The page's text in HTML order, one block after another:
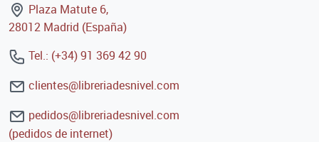
Plaza Matute 6,
28012 Madrid (España)
Tel.: (+34) 91 369 42 90
clientes@libreriadesnivel.com
pedidos@libreriadesnivel.com
(pedidos de internet)